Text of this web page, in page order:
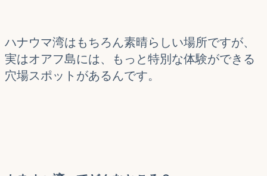
ハナウマ湾はもちろん素晴らしい場所ですが、
実はオアフ島には、もっと特別な体験ができる
穴場スポットがあるんです。